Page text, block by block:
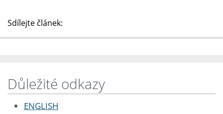
Sdílejte článek:
Důležité odkazy
ENGLISH